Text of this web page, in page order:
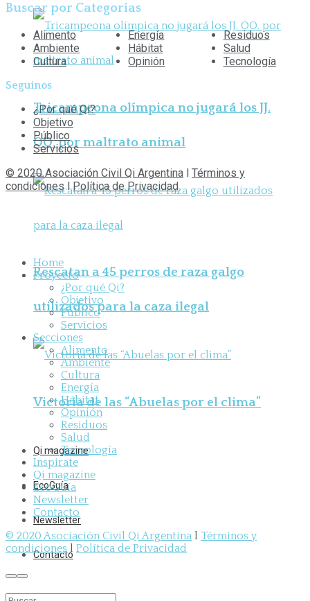
Tricampeona olímpica no jugará los JJ.
OO. por maltrato animal
Rescatan a 45 perros de raza galgo
utilizados para la caza ilegal
Victoria de las “Abuelas por el clima”
Qi magazine
EcoGuía
Newsletter
Contacto
Buscar por Categorías
Alimento
Ambiente
Cultura
Energía
Hábitat
Opinión
Residuos
Salud
Tecnología
Seguinos
¿Por qué Qi?
Objetivo
Público
Servicios
© 2020 Asociación Civil Qi Argentina l Términos y
condicioneslPolítica de Privacidad
Home
Proyecto
¿Por qué Qi?
Objetivo
Público
Servicios
Secciones
Alimento
Ambiente
Cultura
Energía
Hábitat
Opinión
Residuos
Salud
Tecnología
Inspirate
Qi magazine
EcoGuía
Newsletter
Contacto
© 2020 Asociación Civil Qi Argentina l Términos y
condiciones l Política de Privacidad